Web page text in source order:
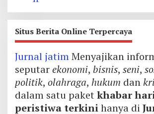
Situs Berita Online Terpercaya
Jurnal jatimMenyajikan
seputarekonomi, bisnis, seni,
politik, olahraga, hukum dan
dalam satu paketkhabar
peristiwa terkinihanya di